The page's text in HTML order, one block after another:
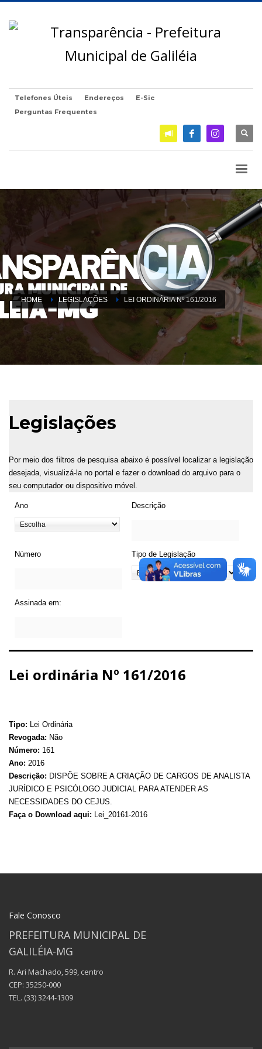
Telefones Úteis Endereços
E-Sic
Perguntas Frequentes
HOME LEGISLAÇÕES LEI ORDINÁRIA Nº 161/2016
Legislações
Por meio dos filtros de pesquisa abaixo é possível localizar a legislação
desejada, visualizá-la no portal e fazer o download do arquivo para o
seu computador ou dispositivo móvel.
Ano Descrição
Número Tipo de Legislação
Assinada em:
Lei ordinária Nº 161/2016
Tipo: Lei Ordinária
Revogada: Não
Número: 161
Ano: 2016
Descrição: DISPÕE SOBRE A CRIAÇÃO DE CARGOS DE ANALISTA
JURÍDICO E PSICÓLOGO JUDICIAL PARA ATENDER AS
NECESSIDADES DO CEJUS.
Faça o Download aqui: Lei_20161-2016
Fale Conosco
PREFEITURA MUNICIPAL DE
GALILÉIA-MG
R. Ari Machado, 599, centro
CEP: 35250-000
TEL. (33) 3244-1309